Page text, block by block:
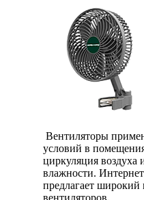
Вентиляторы
условий в
циркуляция воздуха
влажности.
предлагает
вентиляторов.